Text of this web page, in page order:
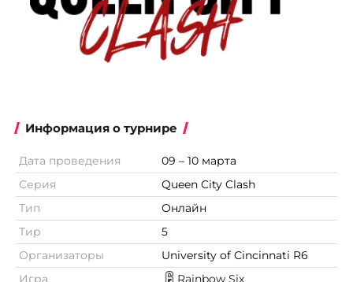
Информация о турнире
Дата проведения
09 – 10 марта
Серия
Queen City Clash
Тип
Онлайн
Тир
5
Организаторы
University of Cincinnati R6
Игра
Rainbow Six